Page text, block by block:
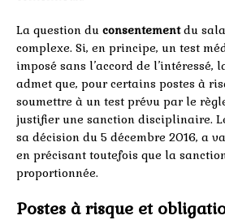
La question du consentementdu
complexe. Si, en principe, un test
imposé sans l’accord de l’intéressé,
admet que, pour certains postes à
soumettre à un test prévu par le
justifier une sanction disciplinaire.
sa décision du 5 décembre 2016, a
en précisant toutefois que la
proportionnée.
Postes à risque et